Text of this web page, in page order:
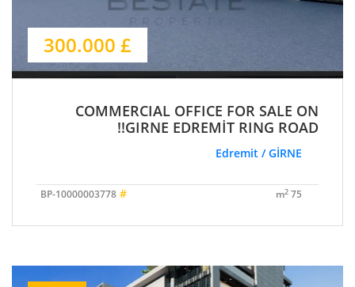
£ 300.000
COMMERCIAL OFFICE FOR SALE ON
GIRNE EDREMİT RING ROAD!!
75 m
2
#
BP-10000003778